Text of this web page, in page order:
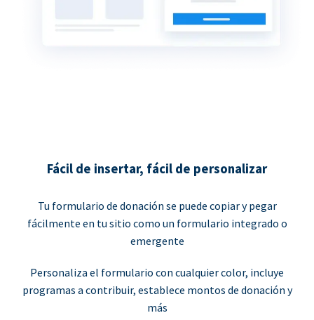
Fácil de insertar, fácil de personalizar
Tu formulario de donación se puede copiar y pegar
fácilmente en tu sitio como un formulario integrado o
emergente
Personaliza el formulario con cualquier color, incluye
programas a contribuir, establece montos de donación y
más